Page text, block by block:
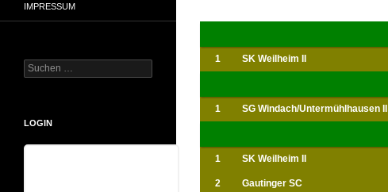
1 SK Weilheim II
1 SG Windach/Untermühlhausen II
1 SK Weilheim II
2 Gautinger SC
IMPRESSUM
Suchen
nach:
LOGIN